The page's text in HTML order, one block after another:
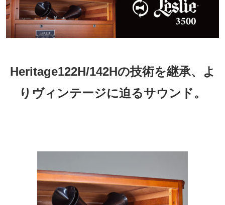
Heritage122H/142Hの技術を継承、よ
りヴィンテージに迫るサウンド。